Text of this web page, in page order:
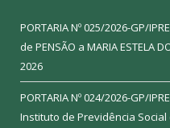
PORTARIA Nº 025/2026-GP/
de PENSÃO a MARIA ESTELA
2026
PORTARIA Nº 024/2026-GP/
Instituto de Previdência